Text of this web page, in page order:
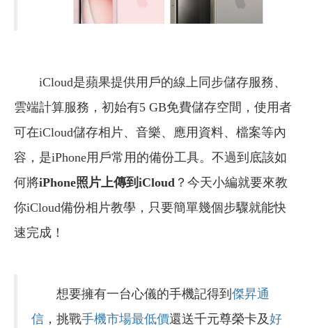
iCloud是蘋果提供用戶的線上同步儲存服務、
雲端計算服務，初始有5 GB免費儲存空間，使用者
可在iCloud儲存相片、音樂、應用資料、檔案等內
容，是iPhone用戶常用的備份工具。不過到底該如
何將iPhone照片上傳到iCloud ？今天小編就要來教
你iCloud備份相片教學，只要簡單幾個步驟就能快
速完成！
想要擁有一台心儀的手機記得到 傑昇通
信 ，挑戰手機市場最低價還送千元尊榮卡及好